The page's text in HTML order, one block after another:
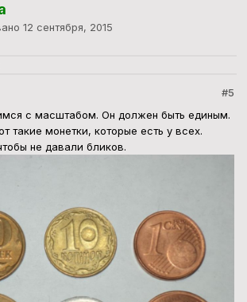
12 сентября, 2015
#5
с масштабом. Он должен быть единым.
такие монетки, которые есть у всех.
не давали бликов.